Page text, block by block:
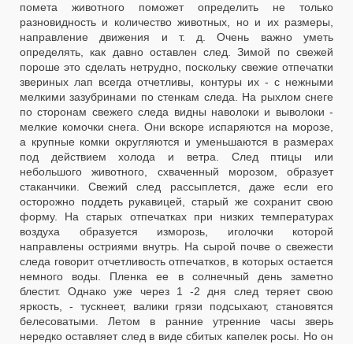
помета животного поможет определить не только
разновидность и количество животных, но и их размеры,
направление движения и т. д. Очень важно уметь
определять, как давно оставлен след. Зимой по свежей
пороше это сделать нетрудно, поскольку свежие отпечатки
звериных лап всегда отчетливы, контуры их - с нежными
мелкими зазубринами по стенкам следа. На рыхлом снеге
по сторонам свежего следа видны наволоки и выволоки -
мелкие комочки снега. Они вскоре испаряются на морозе,
а крупные комки округляются и уменьшаются в размерах
под действием холода и ветра. След птицы или
небольшого животного, схваченный морозом, образует
стаканчики. Свежий след рассыплется, даже если его
осторожно поддеть рукавицей, старый же сохранит свою
форму. На старых отпечатках при низких температурах
воздуха образуется изморозь, иголочки которой
направлены остриями внутрь. На сырой почве о свежести
следа говорит отчетливость отпечатков, в которых остается
немного воды. Пленка ее в солнечный день заметно
блестит. Однако уже через 1 -2 дня след теряет свою
яркость, - тускнеет, валики грязи подсыхают, становятся
белесоватыми. Летом в ранние утренние часы зверь
нередко оставляет след в виде сбитых капелек росы. Но он